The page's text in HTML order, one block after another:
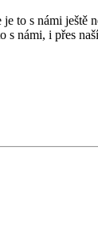
to s námi ještě
námi, i přes